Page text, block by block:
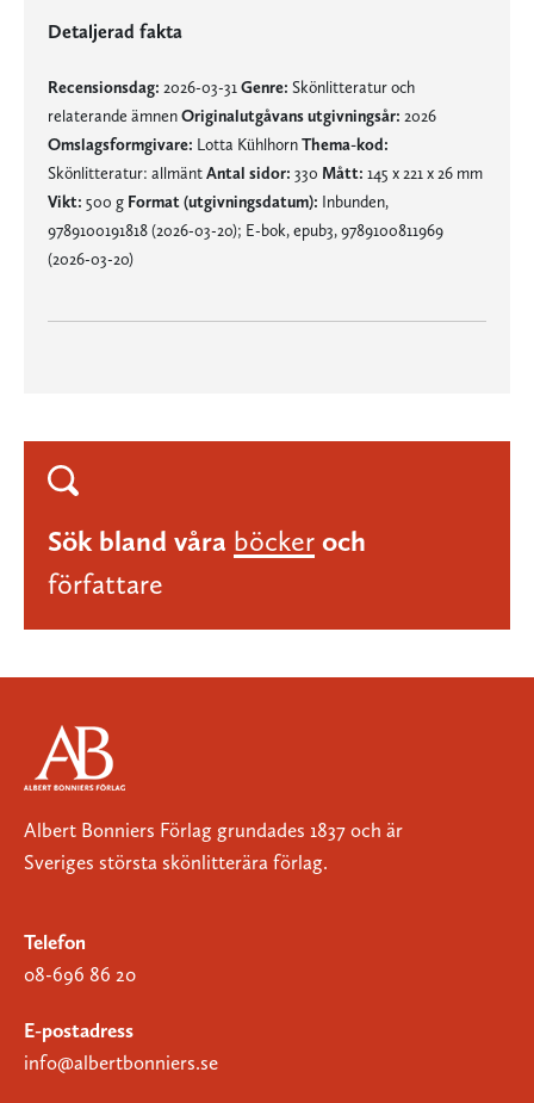
Detaljerad fakta
Recensionsdag: 2026-03-31 Genre: Skönlitteratur och
relaterande ämnenOriginalutgåvans utgivningsår: 2026
Omslagsformgivare: Lotta KühlhornThema-kod:
Skönlitteratur: allmäntAntal sidor: 330 Mått: 145 x 221 x 26 mm
Vikt: 500 g Format (utgivningsdatum): Inbunden,
9789100191818 (2026-03-20); E-bok, epub3, 9789100811969
(2026-03-20)
Sök bland våra böcker och
författare
Albert Bonniers Förlag grundades 1837 och är
Sveriges största skönlitterära förlag.
Telefon
08-696 86 20
E-postadress
info@albertbonniers.se